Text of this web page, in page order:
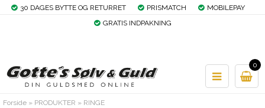
30 DAGES BYTTE OG RETURRET PRISMATCH
MOBILEPAY
GRATIS INDPAKNING
0
Forside » PRODUKTER » RINGE